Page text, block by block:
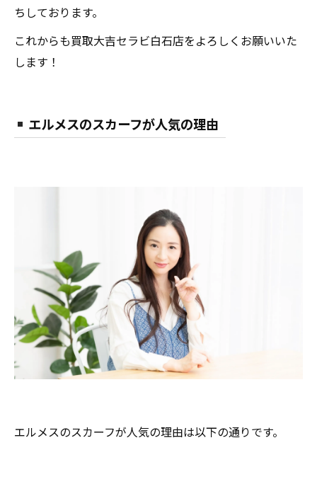
ちしております。
これからも買取大吉セラビ白石店をよろしくお願いいた
します！
エルメスのスカーフが人気の理由
エルメスのスカーフが人気の理由は以下の通りです。